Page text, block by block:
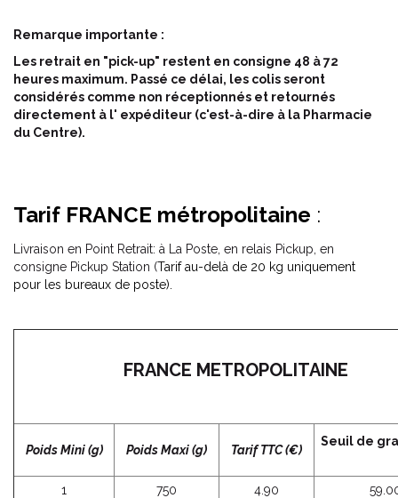
Remarque importante :
Les retrait en "pick-up" restent en consigne 48 à 72
heures maximum. Passé ce délai, les colis seront
considérés comme non réceptionnés et retournés
directement à l' expéditeur (c'est-à-dire à la Pharmacie
du Centre).
Tarif FRANCE métropolitaine :
Livraison en Point Retrait: à La Poste, en relais Pickup, en
consigne Pickup Station (Tarif au-delà de 20 kg uniquement
pour les bureaux de poste).
FRANCE METROPOLITAINE
Poids Mini (g) Poids Maxi (g) Tarif TTC (€)
Seuil de
1 750 4.90